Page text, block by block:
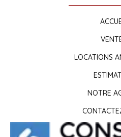
LOCATIONS
NOTRE